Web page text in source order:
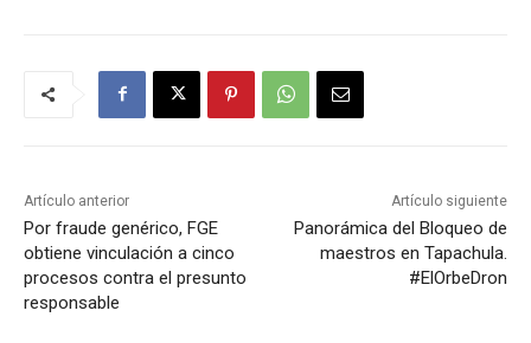
Artículo anterior
Por fraude genérico, FGE
obtiene vinculación a cinco
procesos contra el presunto
responsable
Artículo siguiente
Panorámica del Bloqueo de
maestros en Tapachula.
#ElOrbeDron